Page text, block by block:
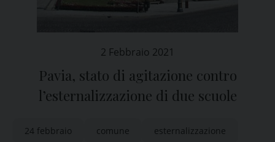
2 Febbraio 2021
Pavia, stato di agitazione contro
l’esternalizzazione di due scuole
24 febbraio comune esternalizzazione